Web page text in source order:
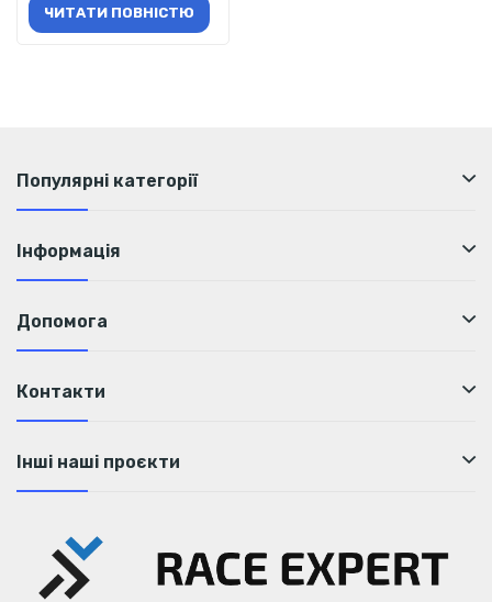
ЧИТАТИ ПОВНІСТЮ
Популярні категорії
Інформація
Допомога
Контакти
Інші наші проєкти